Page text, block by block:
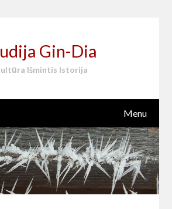
Gin-Dia
Išmintis Istorija
Menu